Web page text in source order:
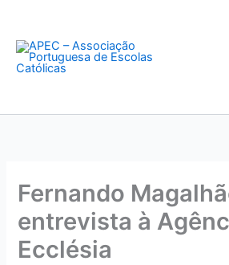
content
Fernando
entrevista à
Ecclésia